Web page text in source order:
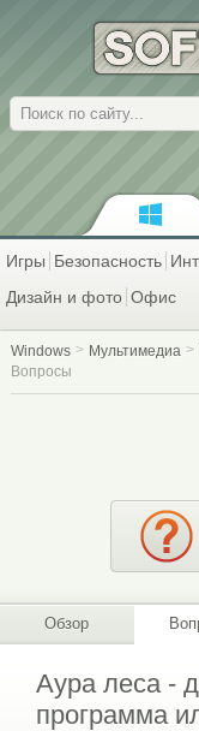
Поиск
Игры Безопасность
Дизайн и фото Офис
Windows Мультимедиа
Вопросы
Обзор
Аура леса -
программа